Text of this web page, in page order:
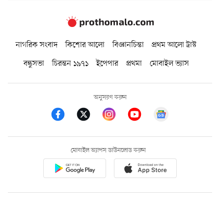
নাগরিক সংবাদ কিশোর আলো বিজ্ঞানচিন্তা
প্রথম আলো ট্রাস্ট
বন্ধুসভা
চিরন্তন ১৯৭১ ইপেপার প্রথমা মোবাইল ভ্যাস
অনুসরণ করুন
মোবাইল অ্যাপস ডাউনলোড করুন